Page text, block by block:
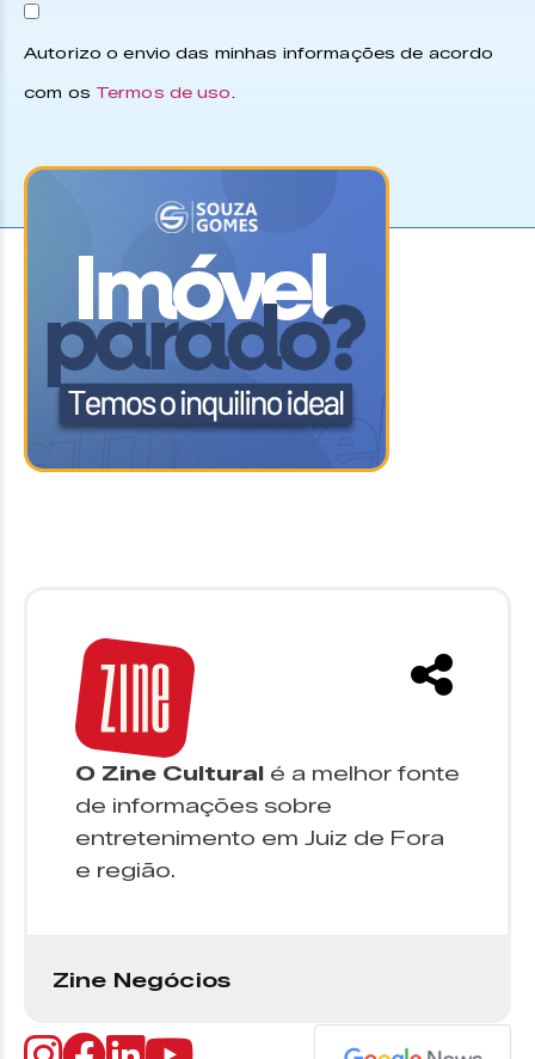
Autorizo o envio das minhas informações de acordo
com os Termos de uso.
O Zine Cultural é a melhor fonte
de informações sobre
entretenimento em Juiz de Fora
e região.
Zine Negócios